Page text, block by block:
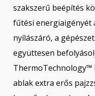
szakszerű beépítés
fűtési energiaigényét
nyílászáró, a
együttesen
ThermoTechnology™
ablak extra erős